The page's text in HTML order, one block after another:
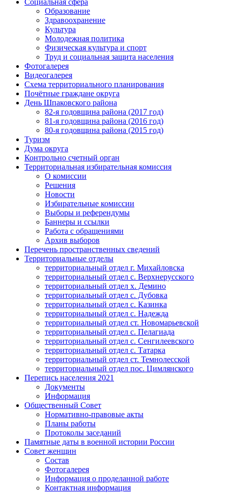
Социальная сфера
Образование
Здравоохранение
Культура
Молодежная политика
Физическая культура и спорт
Труд и социальная защита населения
Фотогалерея
Видеогалерея
Схема территориального планирования
Почётные граждане округа
День Шпаковского района
82-я годовщина района (2017 год)
81-я годовщина района (2016 год)
80-я годовщина района (2015 год)
Туризм
Дума округа
Контрольно счетный орган
Территориальная избирательная комиссия
О комиссии
Решения
Новости
Избирательные комиссии
Выборы и референдумы
Баннеры и ссылки
Работа с обращениями
Архив выборов
Перечень пространственных сведений
Территориальные отделы
территориальный отдел г. Михайловска
территориальный отдел с. Верхнерусского
территориальный отдел х. Демино
территориальный отдел с. Дубовка
территориальный отдел с. Казинка
территориальный отдел с. Надежда
территориальный отдел ст. Новомарьевской
территориальный отдел с. Пелагиада
территориальный отдел с. Сенгилеевского
территориальный отдел с. Татарка
территориальный отдел ст. Темнолесской
территориальный отдел пос. Цимлянского
Перепись населения 2021
Документы
Информация
Общественный Совет
Нормативно-правовые акты
Планы работы
Протоколы заседаний
Памятные даты в военной истории России
Совет женщин
Состав
Фотогалерея
Информация о проделанной работе
Контактная информация